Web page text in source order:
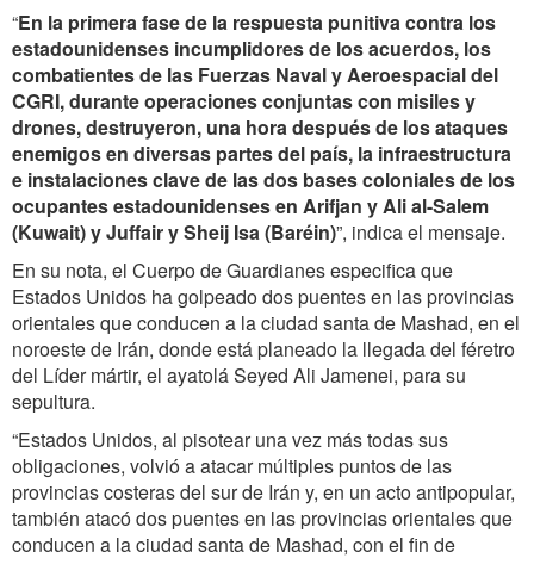
“En la primera fase de la respuesta punitiva contra los
estadounidenses incumplidores de los acuerdos, los
combatientes de las Fuerzas Naval y Aeroespacial del
CGRI, durante operaciones conjuntas con misiles y
drones, destruyeron, una hora después de los ataques
enemigos en diversas partes del país, la infraestructura
e instalaciones clave de las dos bases coloniales de los
ocupantes estadounidenses en Arifjan y Ali al-Salem
(Kuwait) y Juffair y Sheij Isa (Baréin)”, indica el mensaje.
En su nota, el Cuerpo de Guardianes especifica que
Estados Unidos ha golpeado dos puentes en las provincias
orientales que conducen a la ciudad santa de Mashad, en el
noroeste de Irán, donde está planeado la llegada del féretro
del Líder mártir, el ayatolá Seyed Ali Jamenei, para su
sepultura.
“Estados Unidos, al pisotear una vez más todas sus
obligaciones, volvió a atacar múltiples puntos de las
provincias costeras del sur de Irán y, en un acto antipopular,
también atacó dos puentes en las provincias orientales que
conducen a la ciudad santa de Mashad, con el fin de